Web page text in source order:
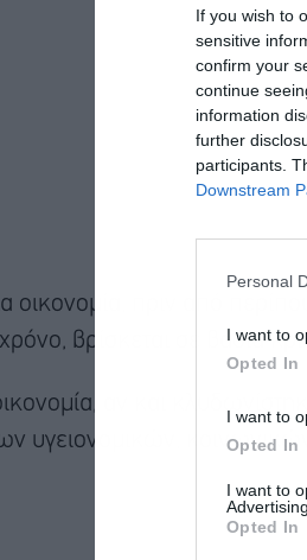
If you wish to
sensitive
confirm your
continue
information
further
participants.
Downstream
Personal
I want to
Opted In
I want to
Opted In
I want to
Advertising.
Opted In
οικονομία, πριν από
βρίσκεται σε βαθιά
αν και
υγειονομικών,